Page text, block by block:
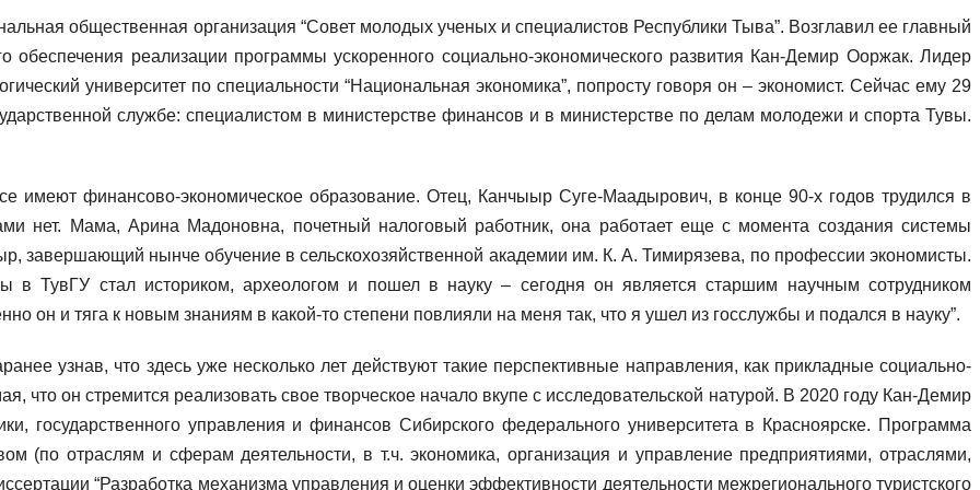
общественная организация “Совет молодых ученых и специалистов Республики Тыва”. Возглавил ее главный
реализации программы ускоренного социально-экономического развития Кан-Демир Ооржак. Лидер
университет по специальности “Национальная экономика”, попросту говоря он – экономист. Сейчас ему 29
службе: специалистом в министерстве финансов и в министерстве по делам молодежи и спорта Тувы.
имеют финансово-экономическое образование. Отец, Канчыыр Суге-Маадырович, в конце 90-х годов трудился в
нет. Мама, Арина Мадоновна, почетный налоговый работник, она работает еще с момента создания системы
нынче обучение в сельскохозяйственной академии им. К. А. Тимирязева, по профессии экономисты.
в ТувГУ стал историком, археологом и пошел в науку – сегодня он является старшим научным сотрудником
он и тяга к новым знаниям в какой-то степени повлияли на меня так, что я ушел из госслужбы и подался в науку”.
узнав, что здесь уже несколько лет действуют такие перспективные направления, как прикладные социально-
что он стремится реализовать свое творческое начало вкупе с исследовательской натурой. В 2020 году Кан-Демир
государственного управления и финансов Сибирского федерального университета в Красноярске. Программа
(по отраслям и сферам деятельности, в т.ч. экономика, организация и управление предприятиями, отраслями,
“Разработка механизма управления и оценки эффективности деятельности межрегионального туристского